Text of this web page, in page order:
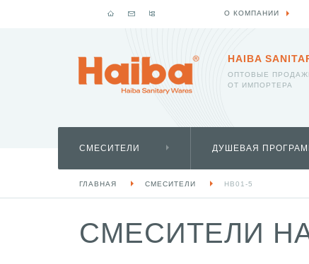
HAIBA
ОПТОВЫЕ
ОТ ИМПОРТЕРА
СМЕСИТЕЛИ ДУШЕВАЯ
ГЛАВНАЯ СМЕСИТЕЛИ HB01-5
СМЕСИТЕЛИ
О КОМПАНИИ